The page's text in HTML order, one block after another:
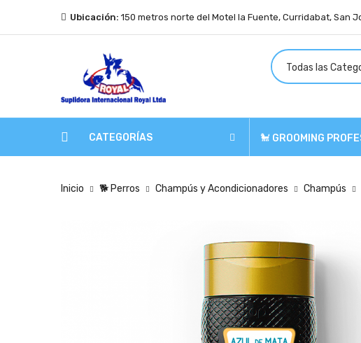
Ubicación: 150 metros norte del Motel la Fuente, Curridabat, San
CATEGORÍAS 🐩 GROOMING
Inicio 🐕 Perros Champús y Acondicionadores Champús